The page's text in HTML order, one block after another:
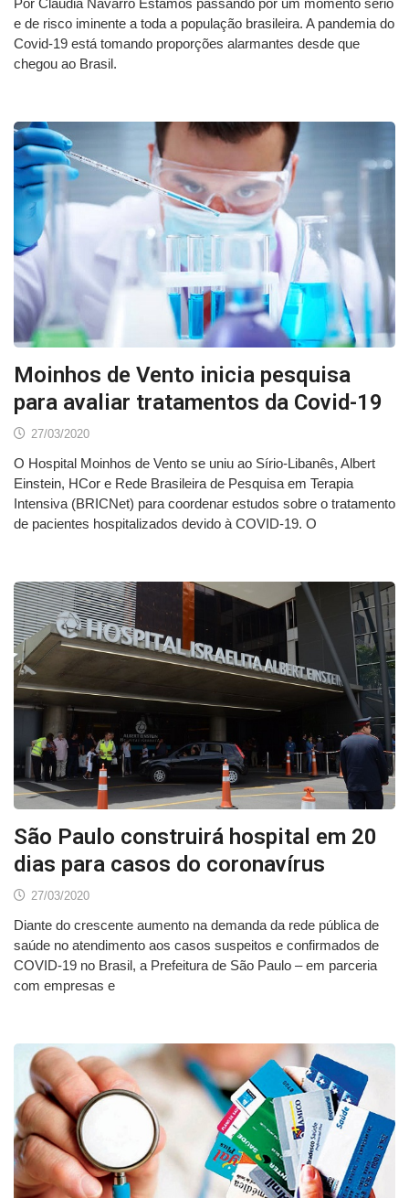
Por Cláudia Navarro Estamos passando por um momento sério
e de risco iminente a toda a população brasileira. A pandemia do
Covid-19 está tomando proporções alarmantes desde que
chegou ao Brasil.
Moinhos de Vento inicia pesquisa
para avaliar tratamentos da Covid-19
27/03/2020
O Hospital Moinhos de Vento se uniu ao Sírio-Libanês, Albert
Einstein, HCor e Rede Brasileira de Pesquisa em Terapia
Intensiva (BRICNet) para coordenar estudos sobre o tratamento
de pacientes hospitalizados devido à COVID-19. O
São Paulo construirá hospital em 20
dias para casos do coronavírus
27/03/2020
Diante do crescente aumento na demanda da rede pública de
saúde no atendimento aos casos suspeitos e confirmados de
COVID-19 no Brasil, a Prefeitura de São Paulo – em parceria
com empresas e